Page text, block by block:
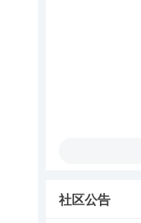
社区公告